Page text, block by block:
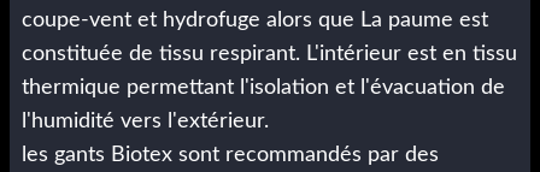
coupe-vent et hydrofuge alors que La paume est
constituée de tissu respirant. L'intérieur est en tissu
thermique permettant l'isolation et l'évacuation de
l'humidité vers l'extérieur.
les gants Biotex sont recommandés par des